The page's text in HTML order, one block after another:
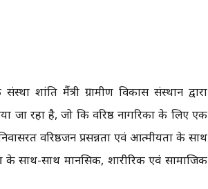
शांति मैंत्री ग्रामीण विकास संस्थान द्वारा
जा रहा है, जो कि वरिष्ठ नागरिकों के लिए एक
वरिष्ठजन प्रसन्नता एवं आत्मीयता के साथ
साथ-साथ मानसिक, शारीरिक एवं सामाजिक